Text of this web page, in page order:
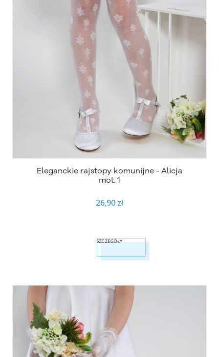
Eleganckie rajstopy komunijne - Alicja
mot. 1
26,90 zł
SZCZEGÓŁY